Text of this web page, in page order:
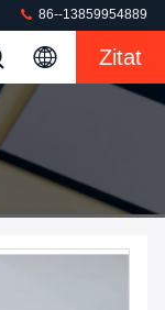
86--13859954889
Zitat